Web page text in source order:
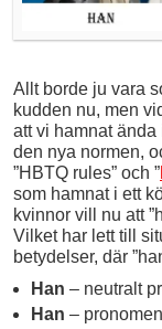
Allt borde ju vara
kudden nu, men
att vi hamnat
den nya normen,
”HBTQ rules” och ”
som hamnat i ett
kvinnor vill nu att
Vilket har lett till
betydelser, där
Han – neutralt
Han –